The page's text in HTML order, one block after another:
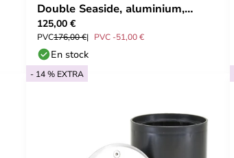
Double Seaside, aluminium,
marron, à 2 lampes.
125,00 €
PVC176,00 € PVC -51,00 €
En stock
- 14 % EXTRA